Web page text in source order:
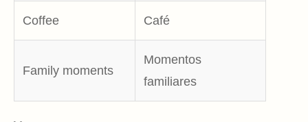
Coffee Café
Family moments
Momentos
familiares